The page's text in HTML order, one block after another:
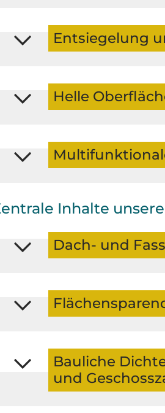
Entsiegelung
Helle
Inhalte
Dach- und
Bauliche
und